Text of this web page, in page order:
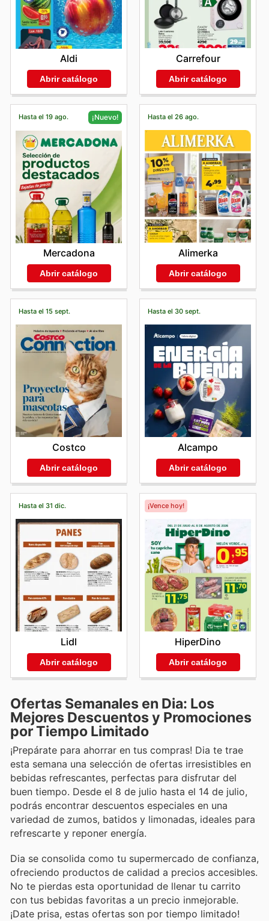
Aldi
Abrir catálogo
Carrefour
Abrir catálogo
Hasta el 19 ago. ¡Nuevo!
Mercadona
Abrir catálogo
Hasta el 26 ago.
Alimerka
Abrir catálogo
Hasta el 15 sept.
Costco
Abrir catálogo
Hasta el 30 sept.
Alcampo
Abrir catálogo
Hasta el 31 dic.
Lidl
Abrir catálogo
¡Vence hoy!
HiperDino
Abrir catálogo
Ofertas Semanales en Dia: Los
Mejores Descuentos y Promociones
por Tiempo Limitado
¡Prepárate para ahorrar en tus compras! Dia te trae
esta semana una selección de ofertas irresistibles en
bebidas refrescantes, perfectas para disfrutar del
buen tiempo. Desde el 8 de julio hasta el 14 de julio,
podrás encontrar descuentos especiales en una
variedad de zumos, batidos y limonadas, ideales para
refrescarte y reponer energía.
Dia se consolida como tu supermercado de confianza,
ofreciendo productos de calidad a precios accesibles.
No te pierdas esta oportunidad de llenar tu carrito
con tus bebidas favoritas a un precio inmejorable.
¡Date prisa, estas ofertas son por tiempo limitado!